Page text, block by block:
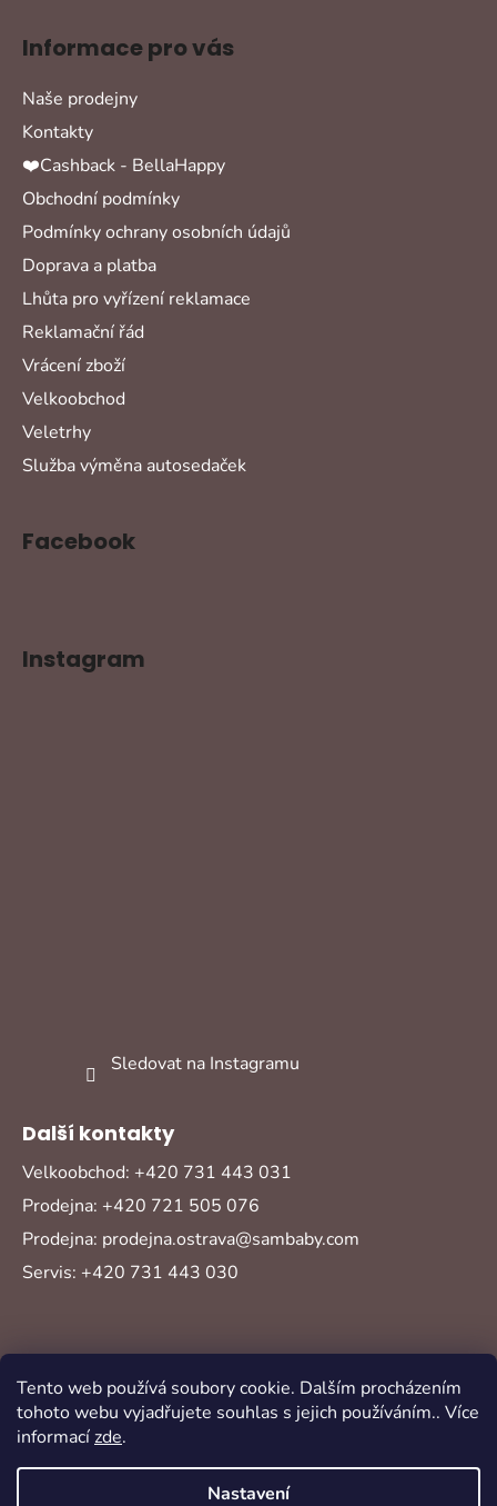
Tento web používá soubory cookie. Dalším procházením
tohoto webu vyjadřujete souhlas s jejich používáním.. Více
informacízde.
Nastavení
Informace pro vás
Naše prodejny
Kontakty
❤️Cashback - BellaHappy
Obchodní podmínky
Podmínky ochrany osobních údajů
Doprava a platba
Lhůta pro vyřízení reklamace
Reklamační řád
Vrácení zboží
Velkoobchod
Veletrhy
Služba výměna autosedaček
Facebook
Instagram
Sledovat na Instagramu
Další kontakty
Velkoobchod: +420 731 443 031
Prodejna: +420 721 505 076
Prodejna: prodejna.ostrava@sambaby.com
Servis: +420 731 443 030
Vytvořil Shoptet
Copyright 2026Sambaby